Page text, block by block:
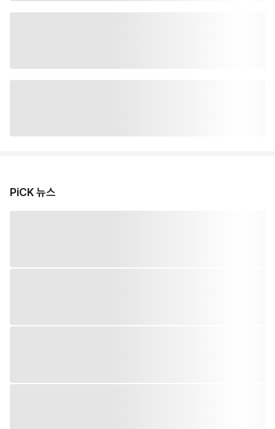
PiCK 뉴스